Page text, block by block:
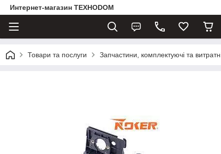
Интернет-магазин ТЕХНОDOM
Товари та послуги Запчастини, комплектуючі та